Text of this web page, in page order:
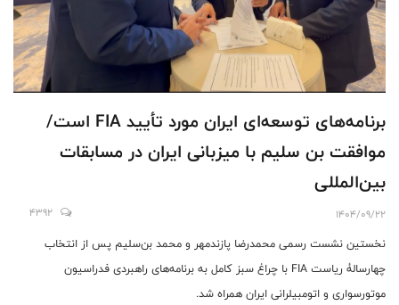
برنامه‌های توسعه‌ای ایران مورد تأیید FIA است/
موافقت بن سلیم با میزبانی ایران در مسابقات
بین‌المللی
1404/09/22
4392
نخستین نشست رسمی محمدرضا پازندمهر و محمد بن‌سلیم پس از انتخاب
چهار‌سالۀ ریاست FIA با چراغ سبز کامل به برنامه‌های راهبردی فدراسیون
موتورسواری و اتومبیلرانی ایران همراه شد.